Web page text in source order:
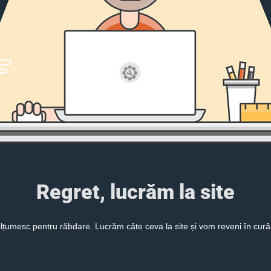
Regret, lucrăm la site
pentru răbdare. Lucrăm câte ceva la site și vom reveni în